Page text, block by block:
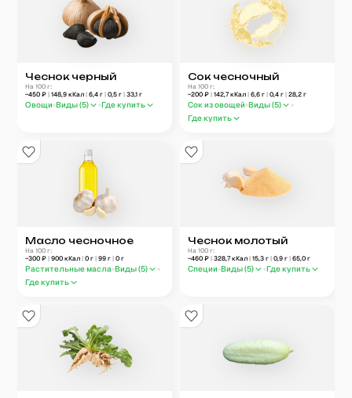
Чеснок черный
На 100 г:
~450 ₽| 148,9 кКал| 6,4 г| 0,5 г| 33,1 г
Овощи Виды (5) Где купить
Сок чесночный
На 100 г:
~200 ₽ | 142,7кКал | 6,6 г | 0,4 г | 28,2 г
Сок из овощей Виды (5)
Где купить
Масло чесночное
На 100 г:
~300 ₽| 900 кКал| 0 г| 99 г| 0 г
Растительные масла Виды (5)
Где купить
Чеснок молотый
На 100 г:
~460 ₽ | 328,7кКал | 15,3 г | 0,9 г | 65,0 г
Специи Виды (5) Где купить